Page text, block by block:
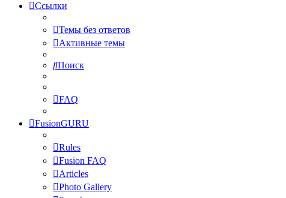
Ссылки
Темы без ответов
Активные темы
Поиск
FAQ
FusionGURU
Rules
Fusion FAQ
Articles
Photo Gallery